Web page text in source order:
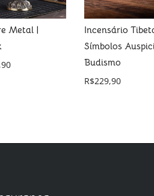
Metal |
Incensário
Símbolos
Budismo
R$229,90